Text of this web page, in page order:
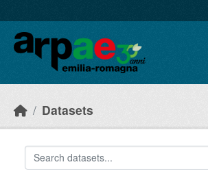
Datasets